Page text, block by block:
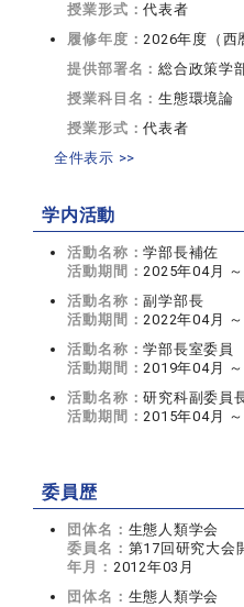
授業形式：代表者
履修年度：2026年度（西
提供部署名：総合政策学
授業科目名：生態環境論
授業形式：代表者
全件表示 >>
学内活動
活動名称：学部長補佐
活動期間：2025年04月
活動名称：副学部長
活動期間：2022年04月
活動名称：学部長室委員
活動期間：2019年04月
活動名称：研究科副委員
活動期間：2015年04月
委員歴
団体名： 生態人類学会
委員名： 第17回研究大会
年月： 2012年03月
団体名： 生態人類学会